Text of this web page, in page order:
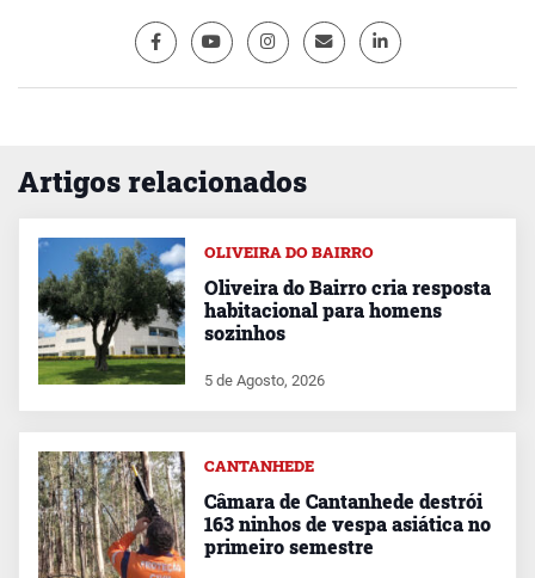
Artigos relacionados
OLIVEIRA DO BAIRRO
Oliveira do Bairro cria resposta
habitacional para homens
sozinhos
5 de Agosto, 2026
CANTANHEDE
Câmara de Cantanhede destrói
163 ninhos de vespa asiática no
primeiro semestre